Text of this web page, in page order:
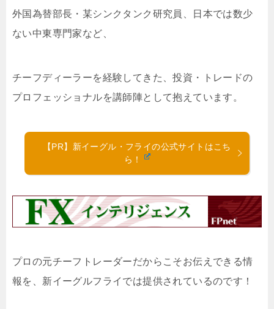
外国為替部長・某シンクタンク研究員、日本では数少
ない中東専門家など、
チーフディーラーを経験してきた、投資・トレードの
プロフェッショナルを講師陣として抱えています。
【PR】新イーグル・フライの公式サイトはこち
ら！
プロの元チーフトレーダーだからこそお伝えできる情
報を、新イーグルフライでは提供されているのです！